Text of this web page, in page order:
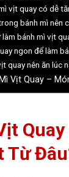
vịt quay có dễ
bánh mì nên
bánh mì vịt
ngon để làm
quay nên ăn lúc
Vịt Quay –
Từ